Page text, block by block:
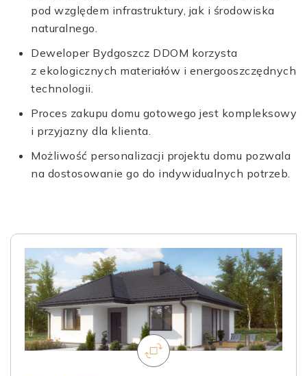
pod względem infrastruktury, jak i środowiska
naturalnego.
Deweloper Bydgoszcz DDOM korzysta
z ekologicznych materiałów i energooszczędnych
technologii.
Proces zakupu domu gotowego jest kompleksowy
i przyjazny dla klienta.
Możliwość personalizacji projektu domu pozwala
na dostosowanie go do indywidualnych potrzeb.